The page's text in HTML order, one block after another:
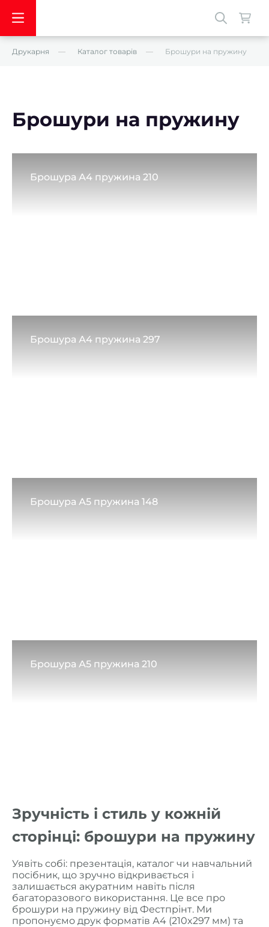
Друкарня Каталог товарів Брошури на пружину
Брошури на пружину
Брошура А4 пружина 210
Брошура А4 пружина 297
Брошура А5 пружина 148
Брошура А5 пружина 210
Зручність і стиль у кожній
сторінці: брошури на пружину
Уявіть собі: презентація, каталог чи навчальний
посібник, що зручно відкривається і
залишається акуратним навіть після
багаторазового використання. Це все про
брошури на пружину від Фестпрінт. Ми
пропонуємо друк форматів А4 (210x297 мм) та